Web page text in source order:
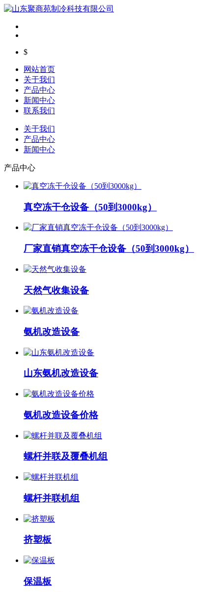
$
网站首页
关于我们
产品中心
新闻中心
联系我们
关于我们
产品中心
新闻中心
产品中心
真空冻干仓设备（50到3000kg）
厂家直销真空冻干仓设备（50到3000kg）
天然气收集设备
氨机改造设备
山东氨机改造设备
氨机改造设备价格
螺杆并联及覆叠机组
螺杆并联机组
挤塑板
保温板